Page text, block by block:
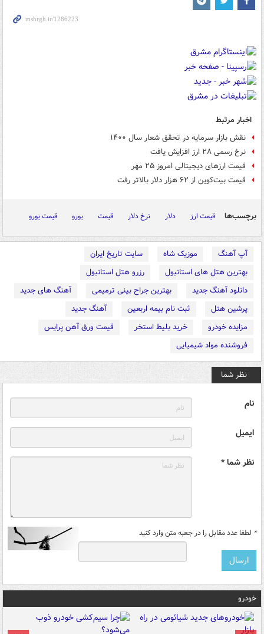
اخبار مرتبط
نقش بازار سرمایه در تحقق شعار سال ۱۴۰۰
نرخ رسمی ۲۸ ارز افزایش یافت
قیمت ارزهای دیجیتالی امروز ۲۵ مهر
قیمت بیت‌کوین از ۶۲ هزار دلار بالاتر رفت
برچسب‌ها قیمت ارز دلار نرخ دلار قیمت یورو قیمت یورو
آپ آهنگ موزیک شاه
سایت تاریخ ایران
بهترین هتل های استانبول
رزرو هتل استانبول
دانلود آهنگ جدید
بهترین جراح بینی ترمیمی
آهنگ های جدید
پرشین هتل
ثبت نام بیمه اربعین
آهنگ جدید
مزایده خودرو
خرید بلیط استخر
قیمت ورق آهن پرایس
فروشنده مواد شیمیایی
نظر شما
نام
ایمیل
نظر شما *
* لطفا عدد مقابل را در جعبه متن وارد کنید
خودرو